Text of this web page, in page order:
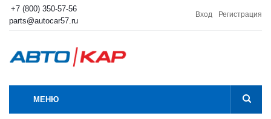
+7 (800) 350-57-56
parts@autocar57.ru
Вход Регистрация
МЕНЮ